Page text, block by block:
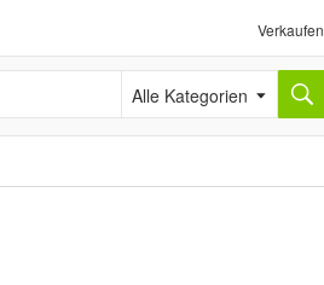
Verkaufen
Alle Kategorien